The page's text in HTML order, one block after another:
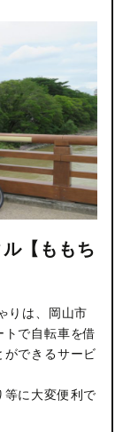
【ももち
りは、岡山市
で自転車を借
ができるサービ
に大変便利で